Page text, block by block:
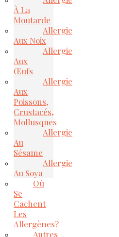
À La
Moutarde
Allergie
Aux Noix
Allergie
Aux
Œufs
Allergie
Aux
Poissons,
Crustacés,
Mollusques
Allergie
Au
Sésame
Allergie
Au Soya
Où
Se
Cachent
Les
Allergènes?
Autres